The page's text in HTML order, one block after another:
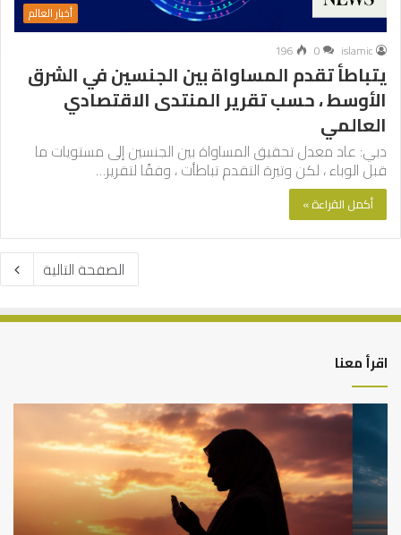
أخبار العالم
islamic
0
196
يتباطأ تقدم المساواة بين الجنسين في الشرق
الأوسط ، حسب تقرير المنتدى الاقتصادي
العالمي
دبي: عاد معدل تحقيق المساواة بين الجنسين إلى مستويات ما
قبل الوباء ، لكن وتيرة التقدم تباطأت ، وفقًا لتقرير…
أكمل القراءة »
الصفحة التالية
اقرأ معنا
كيف
العبادات
شخصية
الإنسان؟